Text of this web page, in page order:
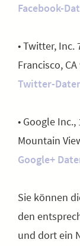
Facebook-
• Twitter, Inc.
Francisco,
Twitter-
• Google
Mountain
Google+
Sie können
den
und dort ein